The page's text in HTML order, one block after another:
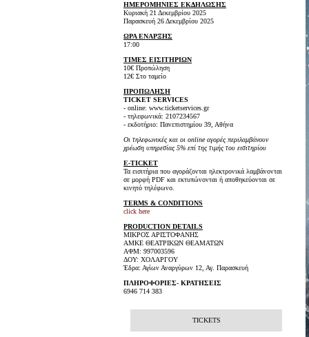
ΗΜΕΡΟΜΗΝΙΕΣ ΕΚΔΗΛΩΣΗΣ
Κυριακή 21 Δεκεμβρίου 2025
Παρασκευή 26 Δεκεμβρίου 2025
ΩΡΑ ΕΝΑΡΞΗΣ
17:00
ΤΙΜΕΣ ΕΙΣΙΤΗΡΙΩΝ
10€ Προπώληση
12€ Στο ταμείο
ΠΡΟΠΩΛΗΣΗ
TICKET SERVICES
- online: www.ticketservices.gr
- τηλεφωνικά: 2107234567
- εκδοτήριο: Πανεπιστημίου 39, Αθήνα
Οι τηλεφωνικές και οι online αγορές περιλαμβάνουν
χρέωση υπηρεσίας 5% επί της τιμής του εισιτηρίου
E-TICKET
Τα εισιτήρια που αγοράζονται ηλεκτρονικά λαμβάνονται
σε μορφή PDF και εκτυπώνονται ή αποθηκεύονται σε
κινητό τηλέφωνο.
TERMS & CONDITIONS
click here
PRODUCTION DETAILS
ΜΙΚΡΟΣ ΑΡΙΣΤΟΦΑΝΗΣ
ΑΜΚΕ ΘΕΑΤΡΙΚΩΝ ΘΕΑΜΑΤΩΝ
ΑΦΜ: 997003596
ΔΟΥ: ΧΟΛΑΡΓΟΥ
Έδρα: Αγίων Αναργύρων 12, Αγ. Παρασκευή
ΠΛΗΡΟΦΟΡΙΕΣ- ΚΡΑΤΗΣΕΙΣ
6946 714 383
TICKETS